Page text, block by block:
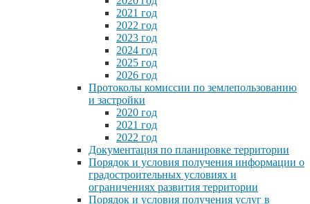
2021 год
2022 год
2023 год
2024 год
2025 год
2026 год
Протоколы комиссии по землепользованию
и застройки
2020 год
2021 год
2022 год
Документация по планировке территории
Порядок и условия получения информации о
градостроительных условиях и
ограничениях развития территории
Порядок и условия получения услуг в